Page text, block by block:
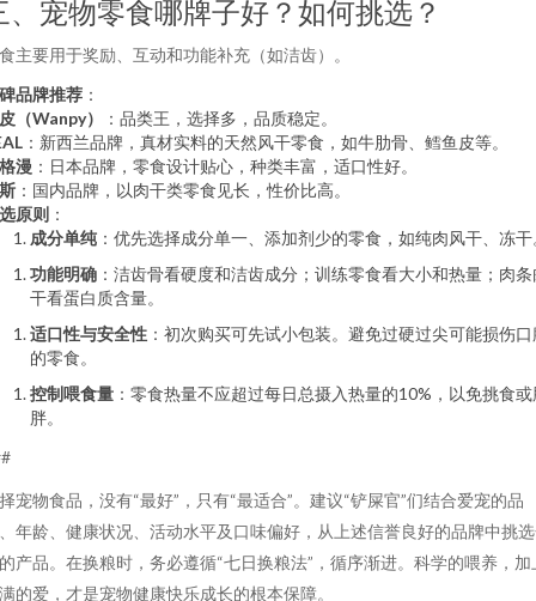
、宠物零食哪牌子好？如何挑选？
主要用于奖励、互动和功能补充（如洁齿）。
品牌推荐 ：
（Wanpy）
：品类王，选择多，品质稳定。
：新西兰品牌，真材实料的天然风干零食，如牛肋骨、鳕鱼皮等。
漫 ：日本品牌，零食设计贴心，种类丰富，适口性好。
：国内品牌，以肉干类零食见长，性价比高。
原则 ：
成分单纯 ：优先选择成分单一、添加剂少的零食，如纯肉风干、冻干
功能明确 ：洁齿骨看硬度和洁齿成分；训练零食看大小和热量；肉条
干看蛋白质含量。
适口性与安全性 ：初次购买可先试小包装。避免过硬过尖可能损伤口
的零食。
控制喂食量 ：零食热量不应超过每日总摄入热量的10%，以免挑食或
胖。
宠物食品，没有“最好”，只有“最适合”。建议“铲屎官”们结合爱宠的品
年龄、健康状况、活动水平及口味偏好，从上述信誉良好的品牌中挑
产品。在换粮时，务必遵循“七日换粮法”，循序渐进。科学的喂养，加
的爱，才是宠物健康快乐成长的根本保障。